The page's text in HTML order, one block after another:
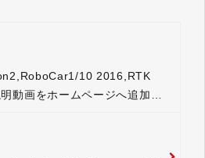
10 2016,RTK
動画をホームページへ追加い